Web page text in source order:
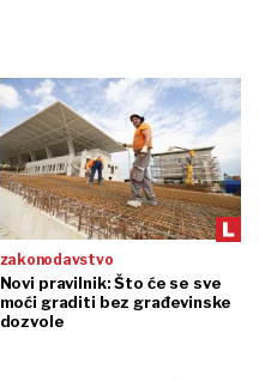
zakonodavstvo
Novi pravilnik: Što će se sve
moći graditi bez građevinske
dozvole